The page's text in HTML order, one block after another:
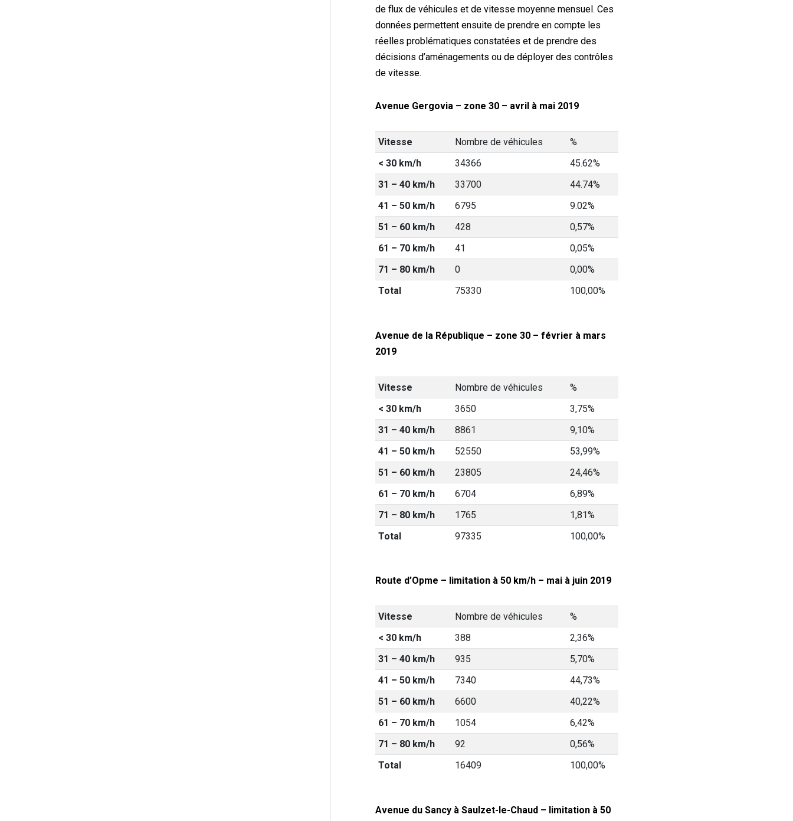
de flux de véhicules et de vitesse moyenne mensuel. Ces
données permettent ensuite de prendre en compte les
réelles problématiques constatées et de prendre des
décisions d’aménagements ou de déployer des contrôles
de vitesse.
Avenue Gergovia – zone 30 – avril à mai 2019
Vitesse Nombre de véhicules
%
< 30 km/h
34366
45.62%
31 – 40 km/h
33700
44.74%
41 – 50 km/h
6795
9.02%
51 – 60 km/h
428
0,57%
61 – 70 km/h
41
0,05%
71 – 80 km/h
0
0,00%
Total
75330 100,00%
Avenue de la République – zone 30 – février à mars
2019
Vitesse Nombre de véhicules
%
< 30 km/h
3650
3,75%
31 – 40 km/h
8861
9,10%
41 – 50 km/h
52550
53,99%
51 – 60 km/h
23805
24,46%
61 – 70 km/h
6704
6,89%
71 – 80 km/h
1765
1,81%
Total
97335 100,00%
Route d’Opme – limitation à 50 km/h – mai à juin 2019
Vitesse Nombre de véhicules
%
< 30 km/h
388
2,36%
31 – 40 km/h
935
5,70%
41 – 50 km/h
7340
44,73%
51 – 60 km/h
6600
40,22%
61 – 70 km/h
1054
6,42%
71 – 80 km/h
92
0,56%
Total
16409 100,00%
Avenue du Sancy à Saulzet-le-Chaud – limitation à 50